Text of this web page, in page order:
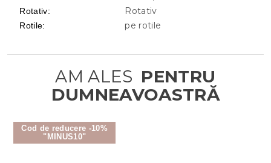
Cod de reducere -10%
"MINUS10"
Rotativ: Rotativ
Rotile: pe rotile